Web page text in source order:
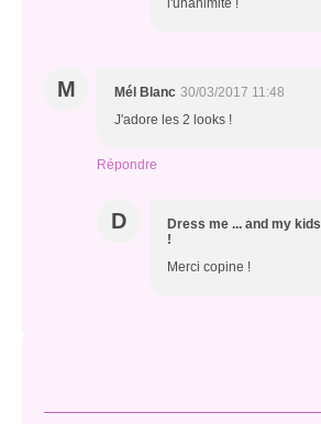
l'unanimité !
M Mél Blanc 30/03/2017 11:48
J'adore les 2 looks !
Répondre
D
Dress me ... and my kids
!
Merci copine !